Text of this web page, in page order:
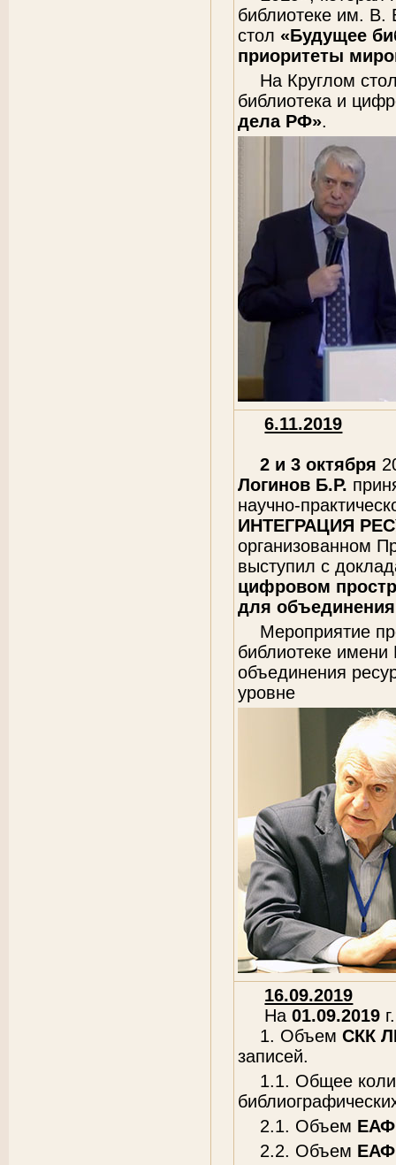
библиотеке им. В.
стол «Будущее
приоритеты
На Круглом
библиотека и
дела РФ».
6.11.2019
2 и 3 октября
Логинов Б.Р.
научно-
ИНТЕГРАЦИЯ
организованном
выступил с
цифровом
для объединения
Мероприятие
библиотеке
объединения
уровне
16.09.2019
На01.09.2019 г.
1. ОбъемСКК
записей.
1.1. Общее
2.1. Объем
2.2. Объем